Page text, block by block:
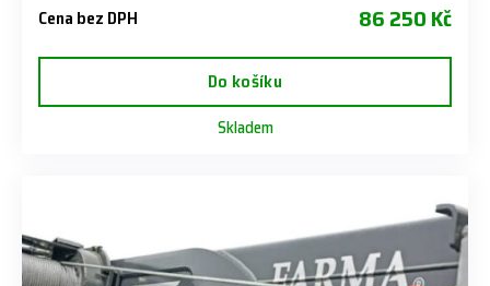
Cena bez DPH 86 250 Kč
Do košíku
Skladem